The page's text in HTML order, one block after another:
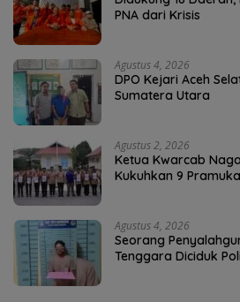
PNA dari Krisis
Agustus 4, 2026
DPO Kejari Aceh
Sumatera Utara
Agustus 2, 2026
Ketua Kwarcab
Kukuhkan 9
Agustus 4, 2026
Seorang
Tenggara Diciduk